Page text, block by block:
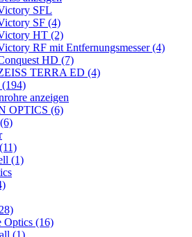
SFL
SF (4)
HT (2)
RF mit Entfernungsmesser (4)
HD (7)
TERRA ED (4)
anzeigen
OPTICS (6)
(1)
Optics (16)